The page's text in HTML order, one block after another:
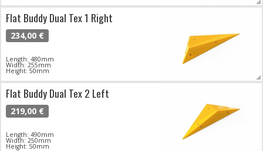
Flat Buddy Dual Tex 1 Right
234,00 €
Length: 480mm
Width: 255mm
Height: 50mm
Flat Buddy Dual Tex 2 Left
219,00 €
Length: 490mm
Width: 250mm
Height: 50mm